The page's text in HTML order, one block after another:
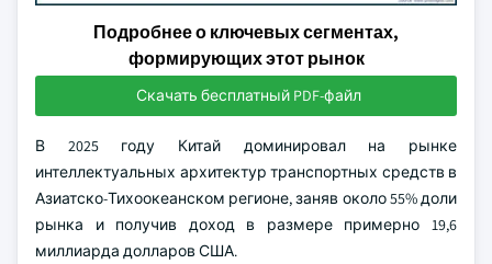
Подробнее о ключевых сегментах,
формирующих этот рынок
Скачать бесплатный PDF-файл
В 2025 году Китай доминировал на рынке
интеллектуальных архитектур транспортных средств в
Азиатско-Тихоокеанском регионе, заняв около 55% доли
рынка и получив доход в размере примерно 19,6
миллиарда долларов США.